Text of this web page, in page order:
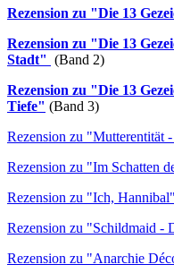
Rezension zu "Die 13
Rezension zu "Die 13
Stadt" (Band 2)
Rezension zu "Die 13
Tiefe" (Band 3)
Rezension zu "Mutterentität
Rezension zu "Im Schatten
Rezension zu "Ich, Hannibal"
Rezension zu "Schildmaid -
Rezension zu "Anarchie